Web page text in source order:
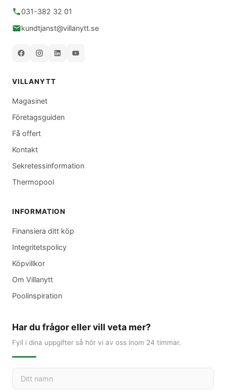
031-382 32 01
kundtjanst@villanytt.se
VILLANYTT
Magasinet
Företagsguiden
Få offert
Kontakt
Sekretessinformation
Thermopool
INFORMATION
Finansiera ditt köp
Integritetspolicy
Köpvillkor
Om Villanytt
Poolinspiration
Har du frågor eller vill veta mer?
Fyll i dina uppgifter så hör vi av oss inom 24 timmar.